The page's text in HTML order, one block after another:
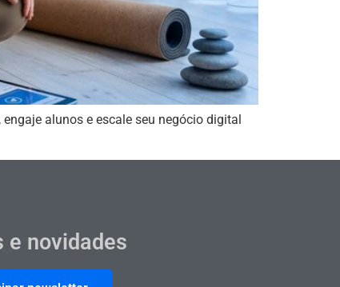
alunos e escale seu negócio digital
e novidades